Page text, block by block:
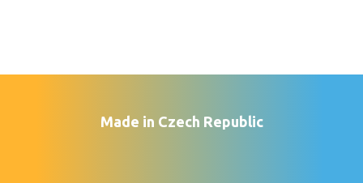
Made in Czech Republic